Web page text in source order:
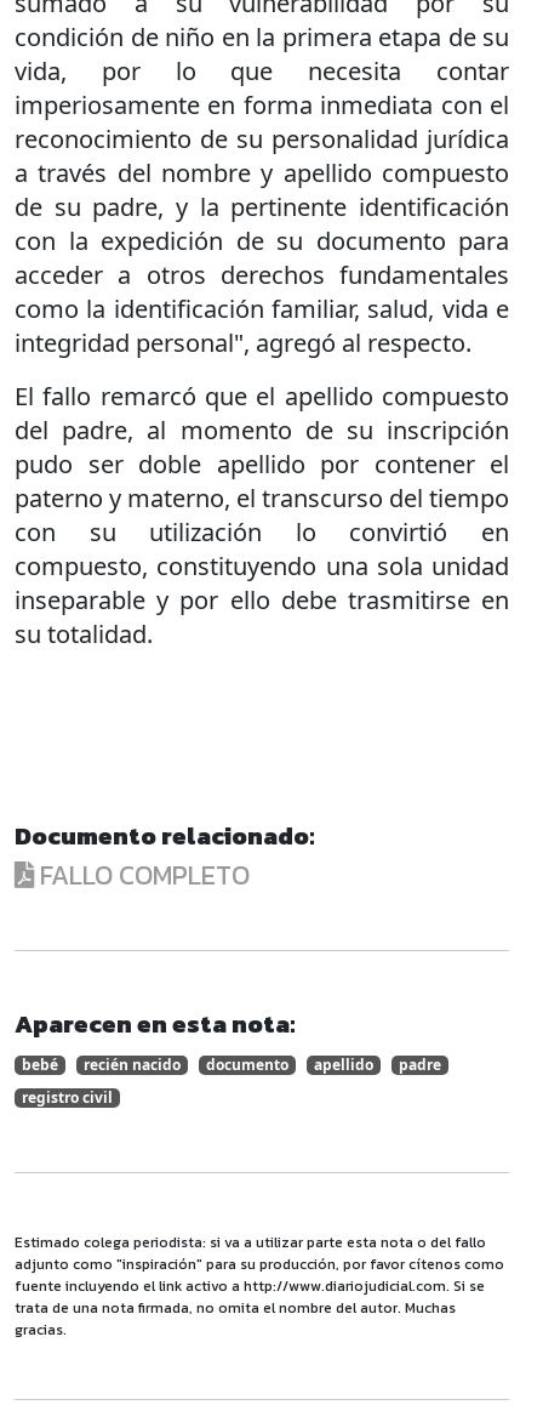
condición de niño en la primera etapa de su
vida, por lo que necesita contar
imperiosamente en forma inmediata con el
reconocimiento de su personalidad jurídica
a través del nombre y apellido compuesto
de su padre, y la pertinente identificación
con la expedición de su documento para
acceder a otros derechos fundamentales
como la identificación familiar, salud, vida e
integridad personal", agregó al respecto.
El fallo remarcó que el apellido compuesto
del padre, al momento de su inscripción
pudo ser doble apellido por contener el
paterno y materno, el transcurso del tiempo
con su utilización lo convirtió en
compuesto, constituyendo una sola unidad
inseparable y por ello debe trasmitirse en
su totalidad.
Documento relacionado:
FALLO COMPLETO
Aparecen en esta nota:
bebé recién nacido documento apellido
padre
registro civil
Estimado colega periodista: si va a utilizar parte esta nota o del fallo
adjunto como "inspiración" para su producción, por favor cítenos como
fuente incluyendo el link activo a http://www.diariojudicial.com. Si se
trata de una nota firmada, no omita el nombre del autor. Muchas
gracias.